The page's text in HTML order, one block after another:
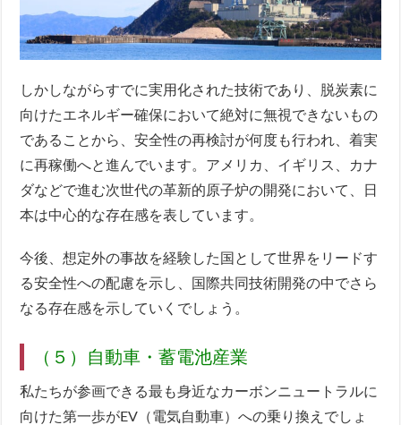
しかしながらすでに実用化された技術であり、脱炭素に
向けたエネルギー確保において絶対に無視できないもの
であることから、安全性の再検討が何度も行われ、着実
に再稼働へと進んでいます。アメリカ、イギリス、カナ
ダなどで進む次世代の革新的原子炉の開発において、日
本は中心的な存在感を表しています。
今後、想定外の事故を経験した国として世界をリードす
る安全性への配慮を示し、国際共同技術開発の中でさら
なる存在感を示していくでしょう。
（５）自動車・蓄電池産業
私たちが参画できる最も身近なカーボンニュートラルに
向けた第一歩がEV（電気自動車）への乗り換えでしょ